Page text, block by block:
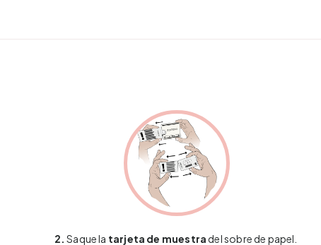
2.Saque la tarjeta de muestradel sobre de papel.